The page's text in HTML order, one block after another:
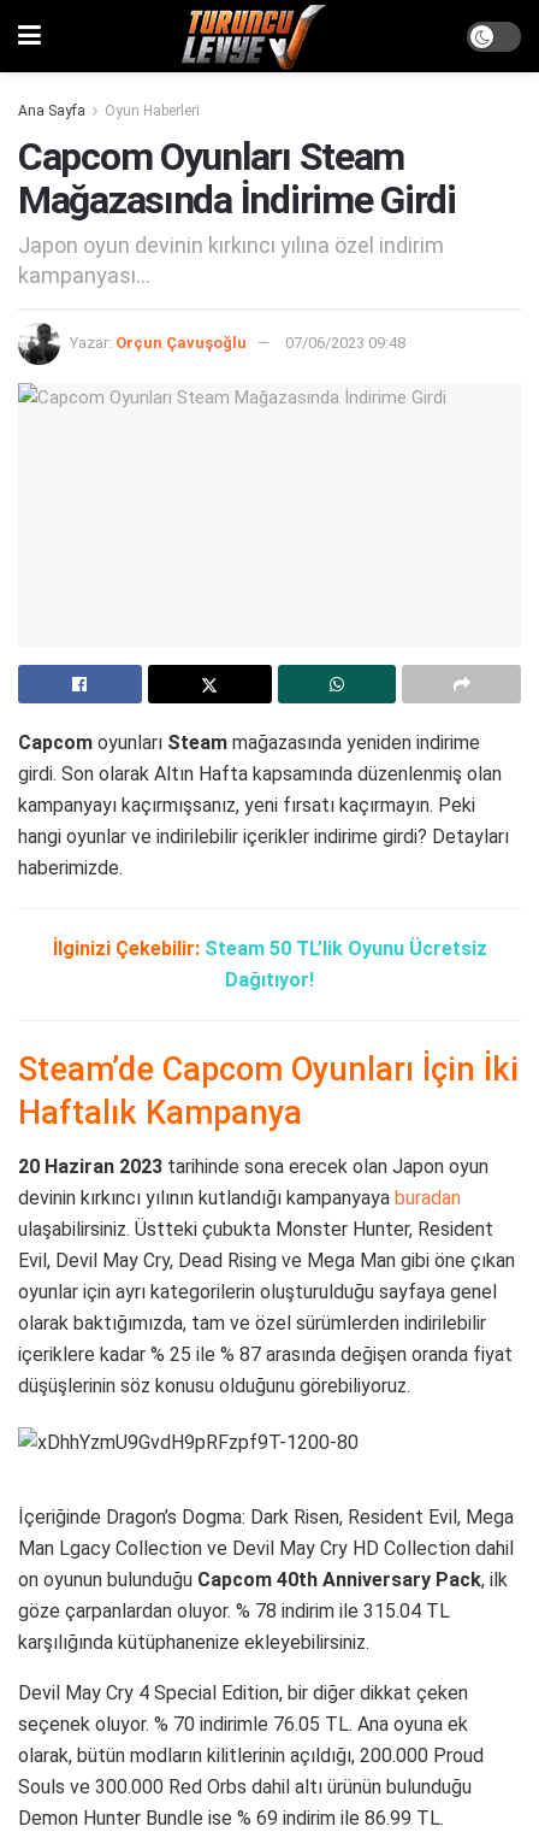
Ana Sayfa Oyun Haberleri
Capcom Oyunları Steam
Mağazasında İndirime Girdi
Japon oyun devinin kırkıncı yılına özel indirim
kampanyası...
Yazar: Orçun Çavuşoğlu 07/06/2023 09:48
Capcom oyunları Steam mağazasında yeniden indirime
girdi. Son olarak Altın Hafta kapsamında düzenlenmiş olan
kampanyayı kaçırmışsanız, yeni fırsatı kaçırmayın. Peki
hangi oyunlar ve indirilebilir içerikler indirime girdi? Detayları
haberimizde.
İlginizi Çekebilir: Steam 50 TL’lik Oyunu Ücretsiz
Dağıtıyor!
Steam’de Capcom Oyunları İçin İki
Haftalık Kampanya
20 Haziran 2023 tarihinde sona erecek olan Japon oyun
devinin kırkıncı yılının kutlandığı kampanyaya buradan
ulaşabilirsiniz. Üstteki çubukta Monster Hunter, Resident
Evil, Devil May Cry, Dead Rising ve Mega Man gibi öne çıkan
oyunlar için ayrı kategorilerin oluşturulduğu sayfaya genel
olarak baktığımızda, tam ve özel sürümlerden indirilebilir
içeriklere kadar % 25 ile % 87 arasında değişen oranda fiyat
düşüşlerinin söz konusu olduğunu görebiliyoruz.
İçeriğinde Dragon’s Dogma: Dark Risen, Resident Evil, Mega
Man Lgacy Collection ve Devil May Cry HD Collection dahil
on oyunun bulunduğu Capcom 40th Anniversary Pack, ilk
göze çarpanlardan oluyor. % 78 indirim ile 315.04 TL
karşılığında kütüphanenize ekleyebilirsiniz.
Devil May Cry 4 Special Edition, bir diğer dikkat çeken
seçenek oluyor. % 70 indirimle 76.05 TL. Ana oyuna ek
olarak, bütün modların kilitlerinin açıldığı, 200.000 Proud
Souls ve 300.000 Red Orbs dahil altı ürünün bulunduğu
Demon Hunter Bundle ise % 69 indirim ile 86.99 TL.